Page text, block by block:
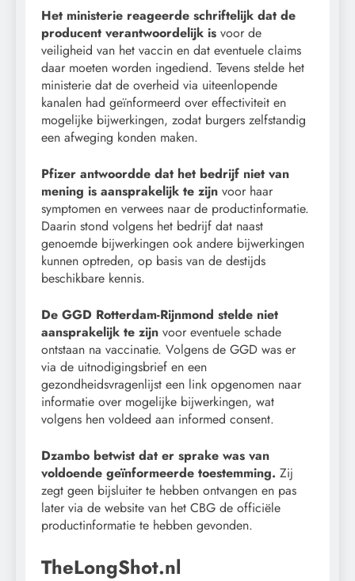
Het ministerie reageerde schriftelijk dat de
producent verantwoordelijk is voor de
veiligheid van het vaccin en dat eventuele claims
daar moeten worden ingediend. Tevens stelde het
ministerie dat de overheid via uiteenlopende
kanalen had geïnformeerd over effectiviteit en
mogelijke bijwerkingen, zodat burgers zelfstandig
een afweging konden maken.
Pfizer antwoordde dat het bedrijf niet van
mening is aansprakelijk te zijn voor haar
symptomen en verwees naar de productinformatie.
Daarin stond volgens het bedrijf dat naast
genoemde bijwerkingen ook andere bijwerkingen
kunnen optreden, op basis van de destijds
beschikbare kennis.
De GGD Rotterdam-Rijnmond stelde niet
aansprakelijk te zijn voor eventuele schade
ontstaan na vaccinatie. Volgens de GGD was er
via de uitnodigingsbrief en een
gezondheidsvragenlijst een link opgenomen naar
informatie over mogelijke bijwerkingen, wat
volgens hen voldeed aan informed consent.
Dzambo betwist dat er sprake was van
voldoende geïnformeerde toestemming. Zij
zegt geen bijsluiter te hebben ontvangen en pas
later via de website van het CBG de officiële
productinformatie te hebben gevonden.
TheLongShot.nl